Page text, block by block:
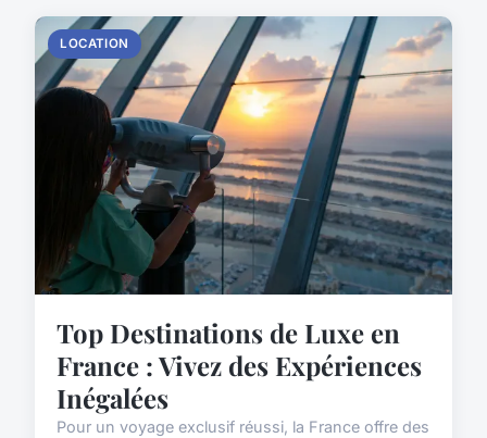
LOCATION
Top Destinations de Luxe en
France : Vivez des Expériences
Inégalées
Pour un voyage exclusif réussi, la France offre des